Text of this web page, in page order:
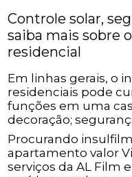
Controle solar,
saiba mais sobre
residencial
Em linhas gerais, o
residenciais pode
funções em uma
decoração;
Procurando
apartamento valor
serviços da AL Film